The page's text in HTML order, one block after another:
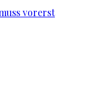
vorerst